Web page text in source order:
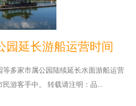
园延长游船运营时间
多家市属公园陆续延长水面游船运营
游客手中。 转载请注明：品...